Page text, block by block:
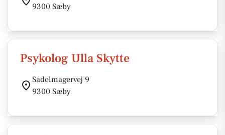
9300 Sæby
Psykolog Ulla Skytte
Sadelmagervej 9
9300 Sæby